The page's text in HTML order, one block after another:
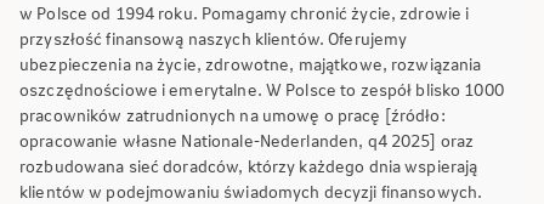
w Polsce od 1994 roku. Pomagamy chronić życie, zdrowie i
przyszłość finansową naszych klientów. Oferujemy
ubezpieczenia na życie, zdrowotne, majątkowe, rozwiązania
oszczędnościowe i emerytalne. W Polsce to zespół blisko 1000
pracowników zatrudnionych na umowę o pracę [źródło:
opracowanie własne Nationale-Nederlanden, q4 2025] oraz
rozbudowana sieć doradców, którzy każdego dnia wspierają
klientów w podejmowaniu świadomych decyzji finansowych.